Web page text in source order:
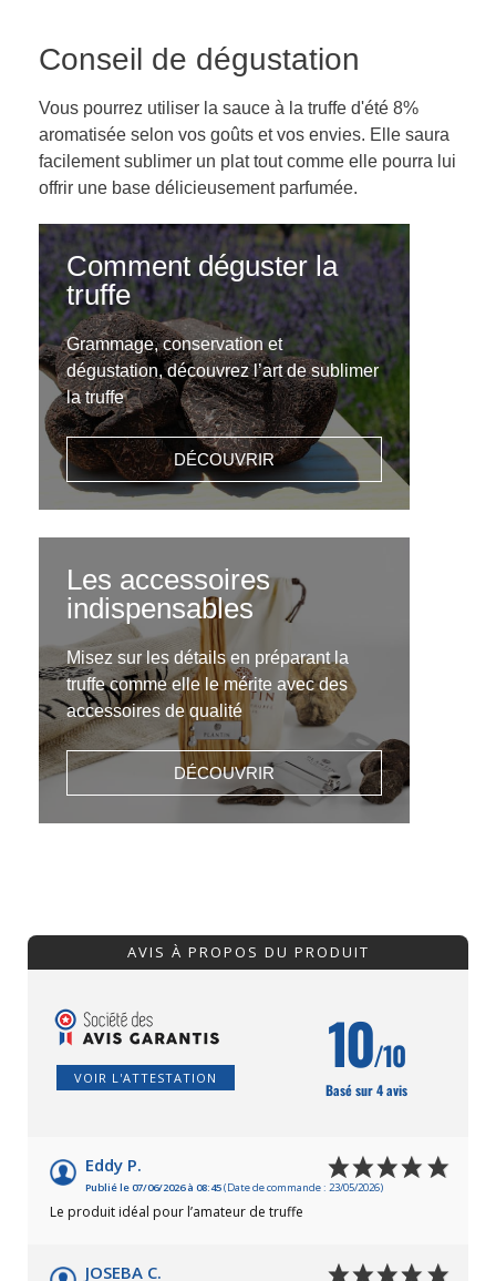
Conseil de dégustation
Vous pourrez utiliser la sauce à la truffe d'été 8%
aromatisée selon vos goûts et vos envies. Elle saura
facilement sublimer un plat tout comme elle pourra lui
offrir une base délicieusement parfumée.
Comment déguster la
truffe
Grammage, conservation et
dégustation, découvrez l’art de sublimer
la truffe
DÉCOUVRIR
Les accessoires
indispensables
Misez sur les détails en préparant la
truffe comme elle le mérite avec des
accessoires de qualité
DÉCOUVRIR
AVIS À PROPOS DU PRODUIT
VOIR L'ATTESTATION 10/10
Basé sur 4 avis
Eddy P.
Publié le 07/06/2026 à 08:45(Date de commande : 23/05/2026)
Le produit idéal pour l’amateur de truffe
JOSEBA C.